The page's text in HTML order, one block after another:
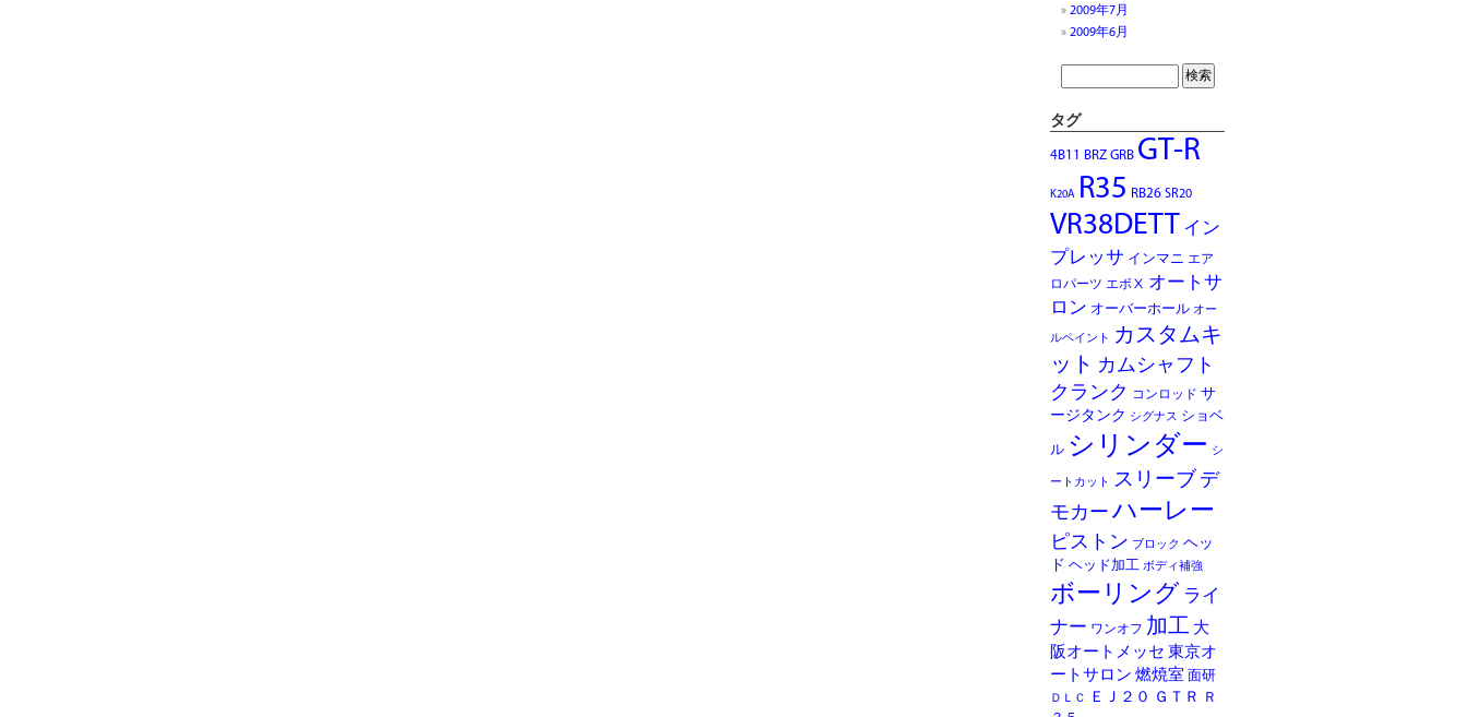
2009年7月
2009年6月
タグ
4B11 BRZ GRB GT-R
K20A R35 RB26 SR20
VR38DETT イン
プレッサ インマニ エア
ロパーツ エボⅩ オートサ
ロン オーバーホール オー
ルペイント
カスタムキ
ット カムシャフト
クランク コンロッド サ
ージタンク シグナス ショベ
ル シリンダー シ
ートカット スリーブ デ
モカー ハーレー
ピストン ブロック ヘッ
ド ヘッド加工 ボディ補強
ボーリング ライ
ナー ワンオフ 加工 大
阪オートメッセ 東京オ
ートサロン 燃焼室 面研
ＤＬＣ ＥＪ２０ ＧＴＲ
Ｒ